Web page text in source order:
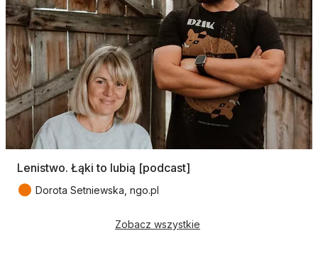
Lenistwo. Łąki to lubią [podcast]
● Dorota Setniewska, ngo.pl
Zobacz wszystkie